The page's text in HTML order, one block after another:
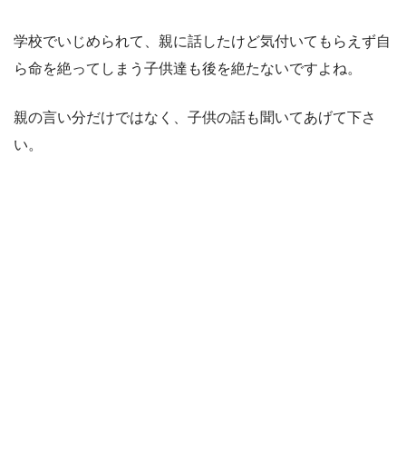
学校でいじめられて、親に話したけど気付いてもらえず自
ら命を絶ってしまう子供達も後を絶たないですよね。
親の言い分だけではなく、子供の話も聞いてあげて下さ
い。